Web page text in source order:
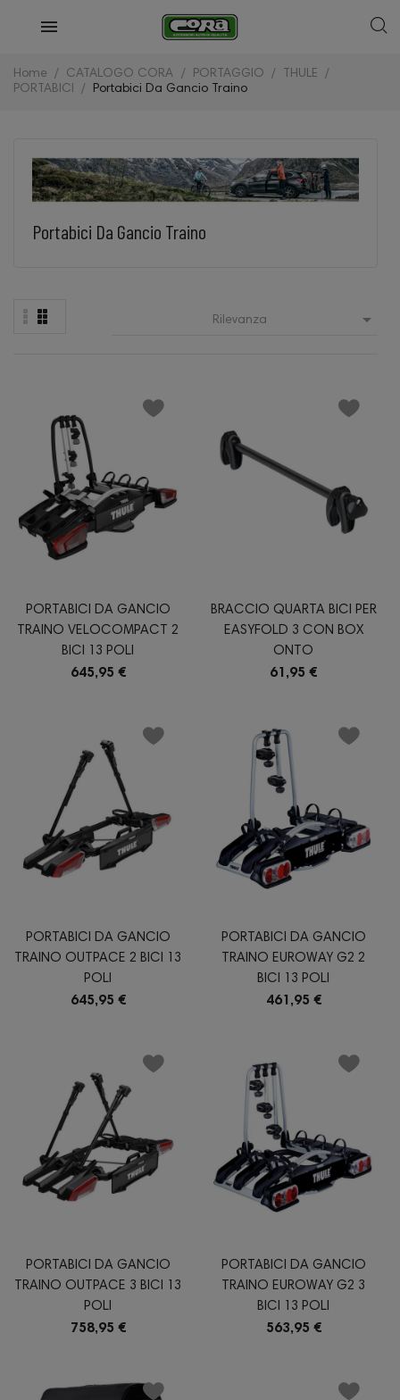
Home CATALOGO CORA PORTAGGIO
THULE
PORTABICI
Portabici Da Gancio Traino
Portabici Da Gancio Traino
Rilevanza 
PORTABICI DA GANCIO
TRAINO VELOCOMPACT 2
BICI 13 POLI
645,95 €
BRACCIO QUARTA BICI PER
EASYFOLD 3 CON BOX
ONTO
61,95 €
PORTABICI DA GANCIO
TRAINO OUTPACE 2 BICI 13
POLI
645,95 €
PORTABICI DA GANCIO
TRAINO EUROWAY G2 2
BICI 13 POLI
461,95 €
PORTABICI DA GANCIO
TRAINO OUTPACE 3 BICI 13
POLI
758,95 €
PORTABICI DA GANCIO
TRAINO EUROWAY G2 3
BICI 13 POLI
563,95 €